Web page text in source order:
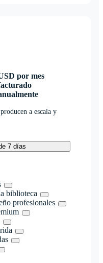
por mes
a escala y
7 días
biblioteca
profesionales